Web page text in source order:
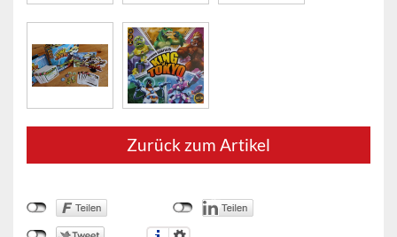
Zurück zum Artikel